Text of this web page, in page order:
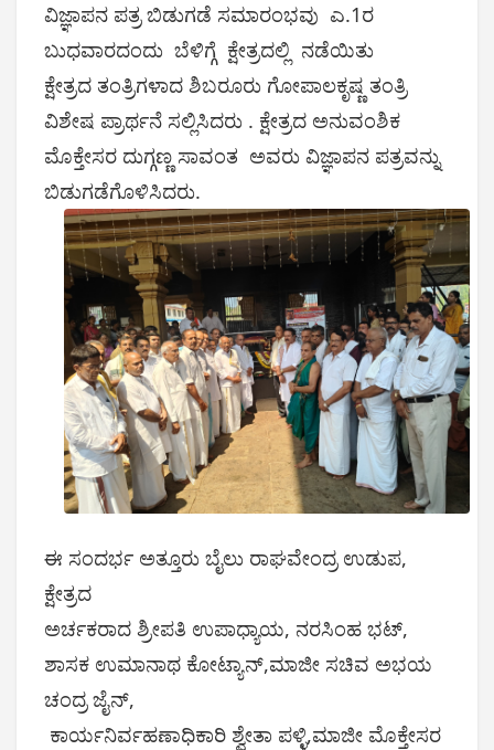
ವಿಜ್ಞಾಪನ ಪತ್ರ ಬಿಡುಗಡೆ ಸಮಾರಂಭವು ಎ.1ರ
ಬುಧವಾರದಂದು ಬೆಳಿಗ್ಗೆ ಕ್ಷೇತ್ರದಲ್ಲಿ ನಡೆಯಿತು
ಕ್ಷೇತ್ರದ ತಂತ್ರಿಗಳಾದ ಶಿಬರೂರು ಗೋಪಾಲಕೃಷ್ಣ ತಂತ್ರಿ
ವಿಶೇಷ ಪ್ರಾರ್ಥನೆ ಸಲ್ಲಿಸಿದರು . ಕ್ಷೇತ್ರದ ಅನುವಂಶಿಕ
ಮೊಕ್ತೇಸರ ದುಗ್ಗಣ್ಣ ಸಾವಂತ ಅವರು ವಿಜ್ಞಾಪನ ಪತ್ರವನ್ನು
ಬಿಡುಗಡೆಗೊಳಿಸಿದರು.
ಈ ಸಂದರ್ಭ ಅತ್ತೂರು ಬೈಲು ರಾಘವೇಂದ್ರ ಉಡುಪ,
ಕ್ಷೇತ್ರದ
ಅರ್ಚಕರಾದ ಶ್ರೀಪತಿ ಉಪಾಧ್ಯಾಯ, ನರಸಿಂಹ ಭಟ್,
ಶಾಸಕ ಉಮಾನಾಥ ಕೋಟ್ಯಾನ್,ಮಾಜೀ ಸಚಿವ ಅಭಯ
ಚಂದ್ರ ಜೈನ್,
ಕಾರ್ಯನಿರ್ವಹಣಾಧಿಕಾರಿ ಶ್ವೇತಾ ಪಳ್ಳಿ,ಮಾಜೀ ಮೊಕ್ತೇಸರ